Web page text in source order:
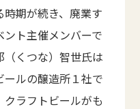
期が続き、廃業す
ト主催メンバーで
くつな）智世氏は
ールの醸造所１社で
ラフトビールがも